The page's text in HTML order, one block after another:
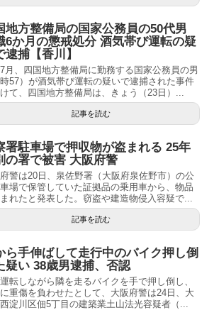
地方整備局の国家公務員の50代男
6か月の懲戒処分 酒気帯び運転の疑
逮捕【香川】
月、四国地方整備局に勤務する国家公務員の男
時57）が酒気帯び運転の疑いで逮捕された事件
て、四国地方整備局は、きょう（23日）...
記事を読む
署駐車場で押収物が盗まれる 25年
の署で被害 大阪府警
警は20日、泉佐野署（大阪府泉佐野市）の公
場で保管していた証拠品の乗用車から、物品
れたと発表した。窃盗や建造物侵入容疑で...
記事を読む
ら手伸ばして走行中のバイク押し倒
疑い 38歳男逮捕、否認
転しながら隣を走るバイクを手で押し倒し、
重傷を負わせたとして、大阪府警は24日、大
淀川区佃5丁目の建築業土山法光容疑者（...